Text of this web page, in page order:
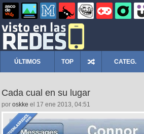
ÚLTIMOS TOP CATEG.
Cada cual en su lugar
por oskke el 17 ene 2013, 04:51